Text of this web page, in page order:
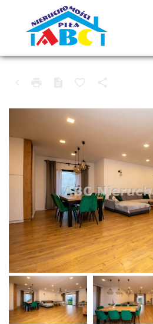
CZARNKÓW (GW), BRZEŹNO
DOM NA SPRZEDAŻ